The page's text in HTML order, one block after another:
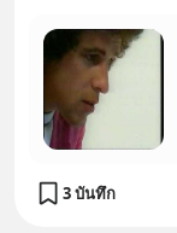
3 บันทึก